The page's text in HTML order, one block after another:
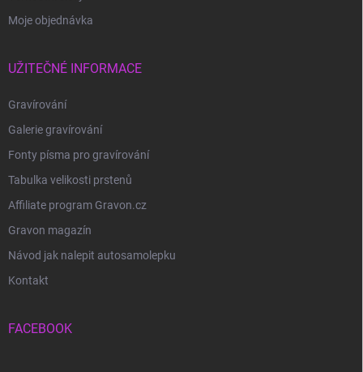
Moje objednávka
UŽITEČNÉ INFORMACE
Gravírování
Galerie gravírování
Fonty písma pro gravírování
Tabulka velikosti prstenů
Affiliate program Gravon.cz
Gravon magazín
Návod jak nalepit autosamolepku
Kontakt
FACEBOOK